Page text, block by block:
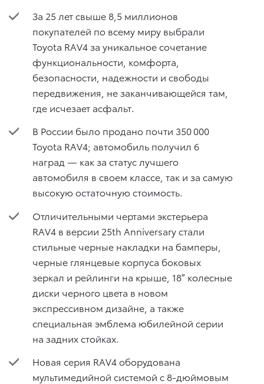
За 25 лет свыше 8,5 миллионов
покупателей по всему миру выбрали
Toyota RAV4 за уникальное сочетание
функциональности, комфорта,
безопасности, надежности и свободы
передвижения, не заканчивающейся там,
где исчезает асфальт.
В России было продано почти 350 000
Toyota RAV4; автомобиль получил 6
наград — как за статус лучшего
автомобиля в своем классе, так и за самую
высокую остаточную стоимость.
Отличительными чертами экстерьера
RAV4 в версии 25th Anniversary стали
стильные черные накладки на бамперы,
черные глянцевые корпуса боковых
зеркал и рейлинги на крыше, 18″ колесные
диски черного цвета в новом
экспрессивном дизайне, а также
специальная эмблема юбилейной серии
на задних стойках.
Новая серия RAV4 оборудована
мультимедийной системой с 8-дюймовым